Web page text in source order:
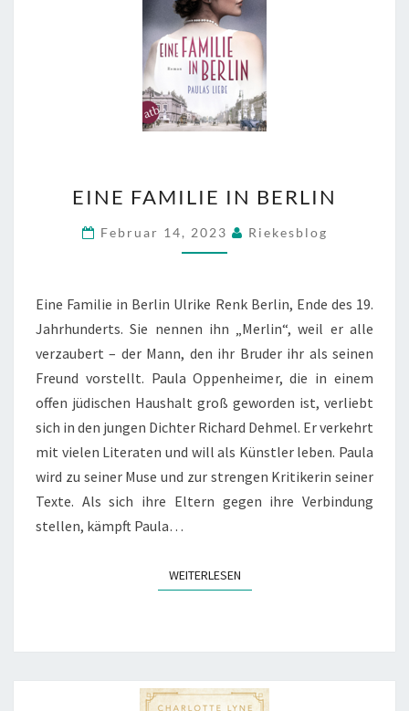
FAMILIE
IN
BERLIN
EINE FAMILIE IN BERLIN
Februar 14, 2023 Riekesblog
Eine Familie in Berlin Ulrike Renk Berlin, Ende des 19.
Jahrhunderts. Sie nennen ihn „Merlin“, weil er alle
verzaubert – der Mann, den ihr Bruder ihr als seinen
Freund vorstellt. Paula Oppenheimer, die in einem
offen jüdischen Haushalt groß geworden ist, verliebt
sich in den jungen Dichter Richard Dehmel. Er verkehrt
mit vielen Literaten und will als Künstler leben. Paula
wird zu seiner Muse und zur strengen Kritikerin seiner
Texte. Als sich ihre Eltern gegen ihre Verbindung
stellen, kämpft Paula…
WEITERLESENWEITERLESEN